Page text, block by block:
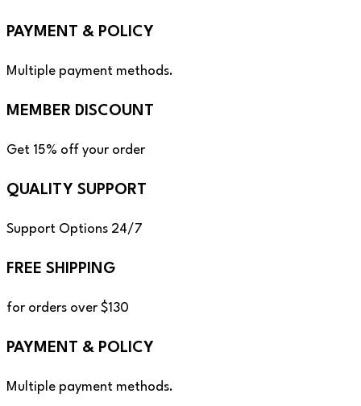
PAYMENT & POLICY
Multiple payment methods.
MEMBER DISCOUNT
Get 15% off your order
QUALITY SUPPORT
Support Options 24/7
FREE SHIPPING
for orders over $130
PAYMENT & POLICY
Multiple payment methods.